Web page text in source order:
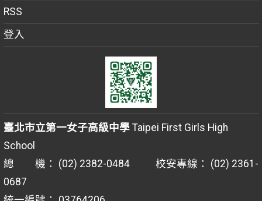
RSS
登入
臺北市立第一女子高級中學Taipei First Girls High
School
總 機： (02) 2382-0484 校安專線： (02) 2361-
0687